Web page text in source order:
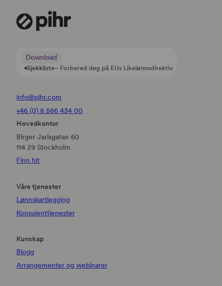
Download
Sjekkliste– Forbered deg på EUs Likelønnsdirektiv
info@pihr.com
+46 (0) 8 566 434 00
Hovedkontor
Birger Jarlsgatan 60
114 29 Stockholm
Finn hit
Våre tjenester
Lønnskartlegging
Konsulenttjenester
Kunskap
Blogg
Arrangementer og webinarer